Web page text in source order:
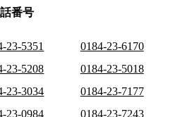
番号
23-5351
0184-23-6170
23-5208
0184-23-5018
23-3034
0184-23-7177
23-0984
0184-23-7243